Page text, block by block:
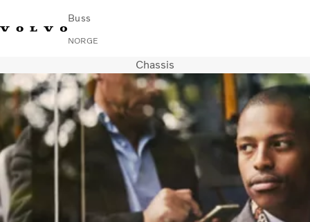
Buss
NORGE
Finn en forhandler
I byer og mellom byer
Turbusser
Tjenester
Hvorfor Volvo?
Nyheter
Kontakt
Chassis